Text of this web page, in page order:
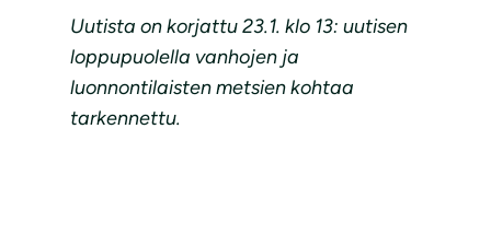
Uutista on korjattu 23.1. klo 13: uutisen
loppupuolella vanhojen ja
luonnontilaisten metsien kohtaa
tarkennettu.